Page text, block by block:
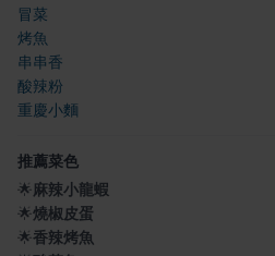
冒菜
烤魚
串串香
酸辣粉
重慶小麵
推薦菜色
🌟 麻辣小龍蝦
🌟燒椒皮蛋
🌟香辣烤魚